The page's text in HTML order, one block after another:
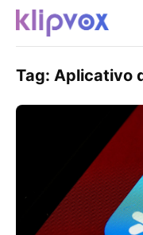
Tag: Aplicativo